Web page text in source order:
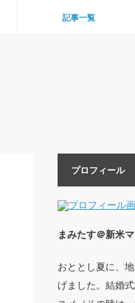
記事一覧
プロフィール
まみたす＠新米
おととし夏に、
げました。結婚